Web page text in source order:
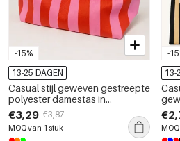
-15%
13-25 DAGEN
Casual stijl geweven gestreepte
polyester damestas in
gemengde kleuren
€3,29 €3,87
MOQ van 1 stuk
-
13-
in